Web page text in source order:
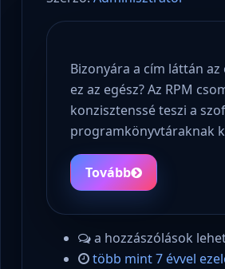
Bizonyára a cím láttán
ez az egész? Az RPM
konzisztenssé teszi a
programkönyvtáraknak
Tovább
a hozzászólások
több mint 7 évvel